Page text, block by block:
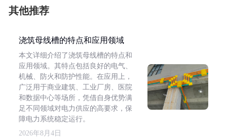
其他推荐
浇筑母线槽的特点和应用领域
本文详细介绍了浇筑母线槽的特点和
应用领域。其特点包括良好的电气、
机械、防火和防护性能。在应用上，
广泛用于商业建筑、工业厂房、医院
和数据中心等场所，凭借自身优势满
足不同领域对电力供应的高要求，保
障电力系统稳定运行。
2026年8月4日